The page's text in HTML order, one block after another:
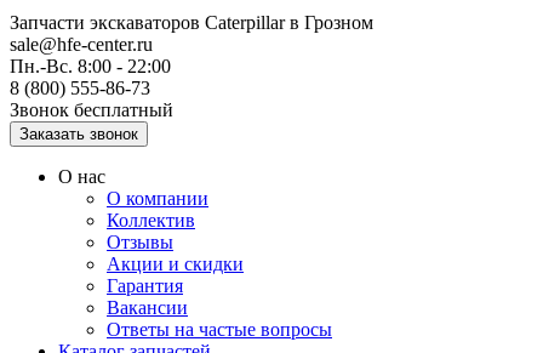
Запчасти экскаваторов Caterpillarв Грозном
sale@hfe-center.ru
Пн.-Вс. 8:00 - 22:00
8 (800) 555-86-73
Звонок бесплатный
О нас
О компании
Коллектив
Отзывы
Акции и скидки
Гарантия
Вакансии
Ответы на частые вопросы